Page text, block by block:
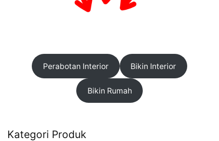
Perabotan Interior Bikin Interior
Bikin Rumah
Kategori Produk